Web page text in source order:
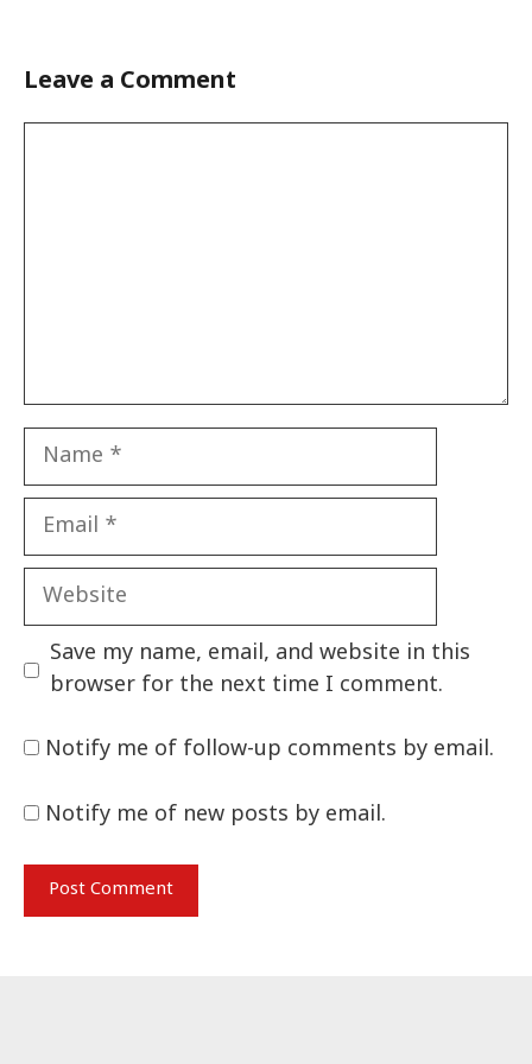
Leave a Comment
Name
Email
Website
Save my name, email, and website in this
browser for the next time I comment.
Notify me of follow-up comments by email.
Notify me of new posts by email.